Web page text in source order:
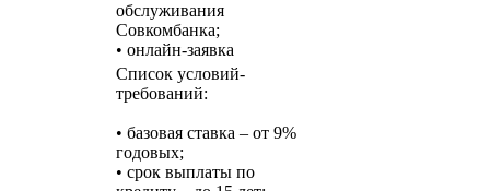
обслуживания
Совкомбанка;
• онлайн-заявка
Список условий-
требований:
• базовая ставка – от 9%
годовых;
• срок выплаты по